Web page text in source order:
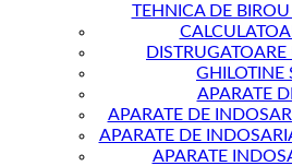
TEHNICA DE BIROU
GHILOTINE
APARATE
APARATE DE
APARATE DE
APARATE